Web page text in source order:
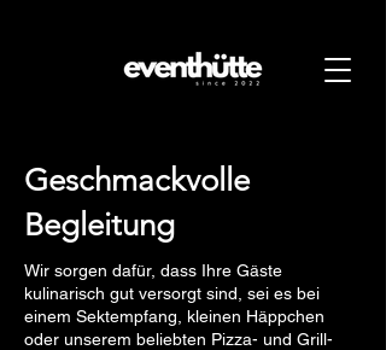
Geschmackvolle
Begleitung
Wir sorgen dafür, dass Ihre Gäste
kulinarisch gut versorgt sind, sei es bei
einem Sektempfang, kleinen Häppchen
oder unserem beliebten Pizza- und Grill-